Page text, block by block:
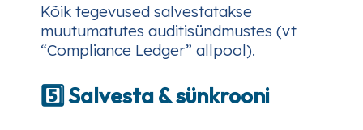
Kõik tegevused salvestatakse
muutumatutes auditisündmustes (vt
“Compliance Ledger” allpool).
5️⃣ Salvesta & sünkrooni